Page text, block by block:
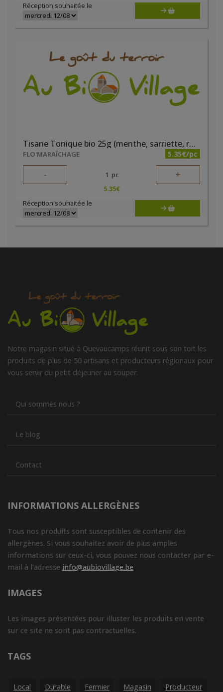
Réception souhaitée le
Tisane Tonique bio 25g (menthe, sarriette, romarin, sauge, bleuet)
FLO'MARAÎCHAGE 5.35€/pc
- 1 pc +
5.35€
Réception souhaitée le
Notre magasin situé à Quevaucamps réunit sous son toit les
produits de plus de 50 artisans et producteurs régionaux pour
vous servir du petit déjeuner au souper.
Qui sommes nous ?
Le blog
Contact
INFORMATIONS ALLERGÈNES
Tous nos produits sont susceptibles de contenir des
allergènes. Si vous souhaitez avoir de plus amples
informations sur ceux-ci, vous pouvez nous contacter par e-
mail à l'adresse info@aubiovillage.be
IMAGES
Les images présentées pour illuster les produits en vente
sur ce site ne sont pas contractuelles.
TAGS
Local Durable Fermier Magasin Producteur